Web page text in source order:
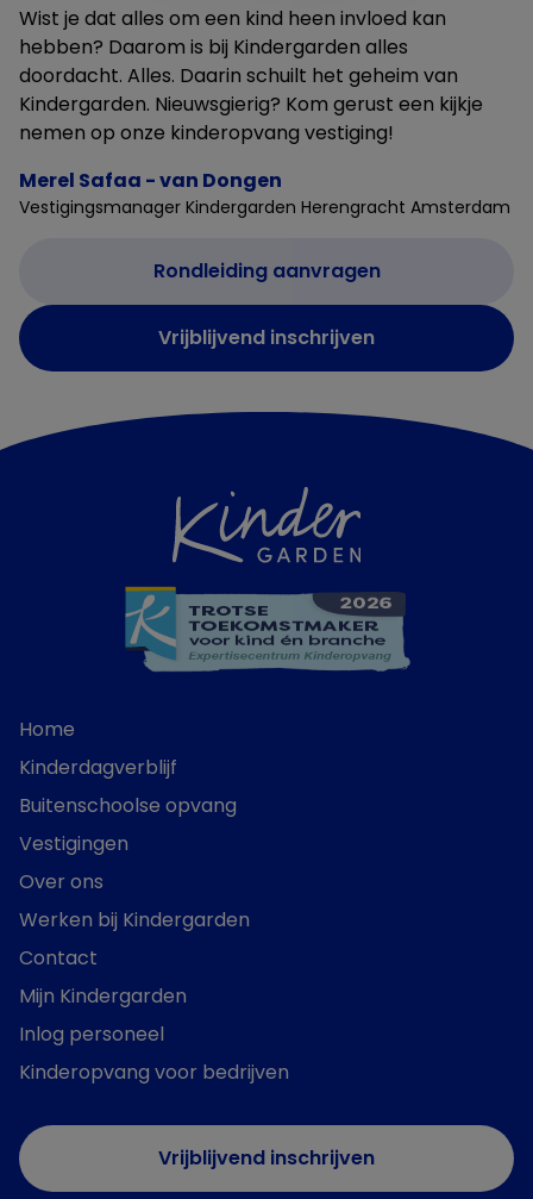
Wist je dat alles om een kind heen invloed kan
hebben? Daarom is bij Kindergarden alles
doordacht. Alles. Daarin schuilt het geheim van
Kindergarden. Nieuwsgierig? Kom gerust een kijkje
nemen op onze kinderopvang vestiging!
Merel Safaa - van Dongen
Vestigingsmanager Kindergarden Herengracht Amsterdam
Rondleiding aanvragen
Vrijblijvend inschrijven
Home
Kinderdagverblijf
Buitenschoolse opvang
Vestigingen
Over ons
Werken bij Kindergarden
Contact
Mijn Kindergarden
Inlog personeel
Kinderopvang voor bedrijven
Vrijblijvend inschrijven